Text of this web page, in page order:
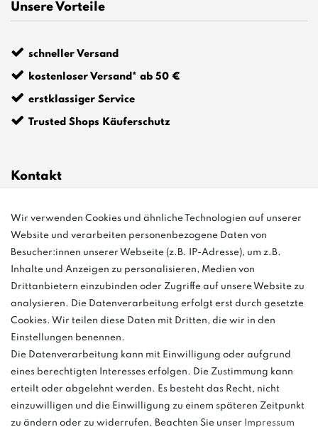
Unsere Vorteile
schneller Versand
kostenloser Versand* ab 50 €
erstklassiger Service
Trusted Shops Käuferschutz
Kontakt
info@bonvenon.de
03763 4048350
Montag - Freitag, 08:00 - 16:00
Anrufe aus dem dt. Festnetz zum Ortstarif, Preise aus dem Mobilfunknetz
ggf. abweichend (abhängig vom Provider).
und
weitere.
Wir verwenden Cookies und ähnliche Technologien auf unserer
Website und verarbeiten personenbezogene Daten von
Besucher:innen unserer Webseite (z.B. IP-Adresse), um z.B.
Inhalte und Anzeigen zu personalisieren, Medien von
Drittanbietern einzubinden oder Zugriffe auf unsere Website zu
analysieren. Die Datenverarbeitung erfolgt erst durch gesetzte
Cookies. Wir teilen diese Daten mit Dritten, die wir in den
Einstellungen benennen.
Die Datenverarbeitung kann mit Einwilligung oder aufgrund
eines berechtigten Interesses erfolgen. Die Zustimmung kann
erteilt oder abgelehnt werden. Es besteht das Recht, nicht
einzuwilligen und die Einwilligung zu einem späteren Zeitpunkt
zu ändern oder zu widerrufen. Beachten Sie unser
Impressum